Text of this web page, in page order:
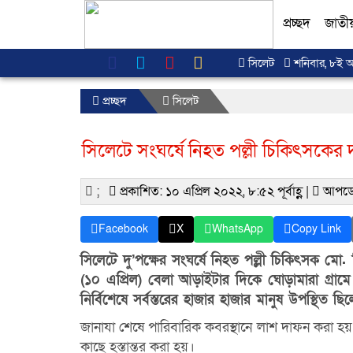
প্রচ্ছদ
সিলেট শনিবার, ৮ই
প্রচ্ছদ সিলেট
সিলেটে সংঘর্ষে নিহত পল্লী
; প্রকাশিত: ১০ এপ্রিল ২০২২, ৮:৫২ পূর্বাহ্ণ |
Facebook X WhatsApp Copy Link
সিলেটে দু’পক্ষের সংঘর্ষে নিহত পল্লী চিকিৎসক
(১০ এপ্রিল) বেলা আড়াইটার দিকে ঘোড়ামারা
নির্বিশেষে সর্বস্তরের হাজার হাজার মানুষ উপস্থিত
জানাযা শেষে পারিবারিক কবরস্থানে লাশ দাফন করা
কাছে হস্তান্তর করা হয়।